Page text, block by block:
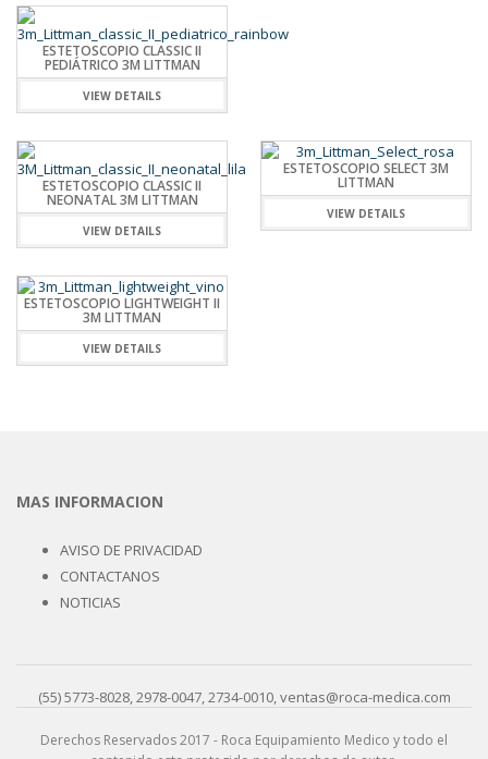
ESTETOSCOPIO CLASSIC II
PEDIÁTRICO 3M LITTMAN
VIEW DETAILS
ESTETOSCOPIO CLASSIC II
NEONATAL 3M LITTMAN
VIEW DETAILS
ESTETOSCOPIO SELECT 3M
LITTMAN
VIEW DETAILS
ESTETOSCOPIO LIGHTWEIGHT II
3M LITTMAN
VIEW DETAILS
MAS INFORMACION
AVISO DE PRIVACIDAD
CONTACTANOS
NOTICIAS
(55) 5773-8028, 2978-0047, 2734-0010, ventas@roca-medica.com
Derechos Reservados 2017 - Roca Equipamiento Medico y todo el